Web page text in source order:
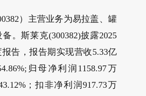
）主营业务为易拉盖、罐
。斯莱克(300382)披露2025
告，报告期实现营收5.33亿
归母净利润1158.97万
；扣非净利润917.73万